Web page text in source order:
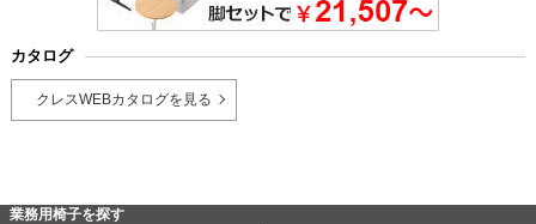
カタログ
クレスWEBカタログを見る
業務用椅子を探す